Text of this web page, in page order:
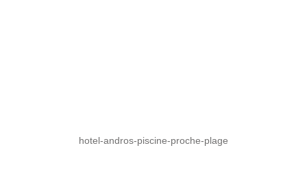
hotel-andros-piscine-proche-plage